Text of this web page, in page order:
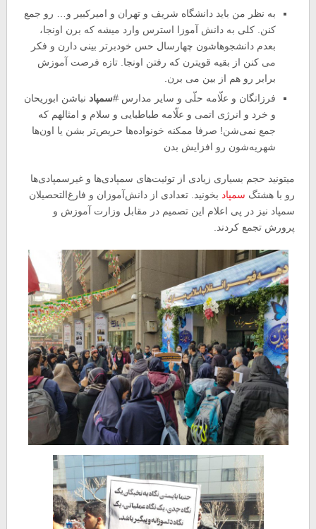
به نظر من باید دانشگاه شریف و تهران و امیرکبیر و… رو جمع
کنن. کلی به دانش آموزا استرس وارد میشه که برن اونجا،
بعدم دانشجوهاشون چهارسال حس خودبرتر بینی دارن و فکر
می کنن از بقیه قویترن که رفتن اونجا. تازه فرصت آموزش
برابر رو هم از بین می برن.
فرزانگان و علّامه حلّی و سایر مدارس#سمپاد نباشن ابوریحان
و خرد و انرژی اتمی و علّامه طباطبایی و سلام و امثالهم که
جمع نمی‌شن! صرفا ممکنه خونواده‌ها حریص‌تر بشن یا اون‌ها
شهریه‌شون رو افزایش بدن
میتونید حجم بسیاری زیادی از توئیت‌های سمپادی‌ها و غیرسمپادی‌ها
رو با هشتگ سمپاد بخونید. تعدادی از دانش‌آموزان و فارغ‌التحصیلان
سمپاد نیز در پی اعلام این تصمیم در مقابل وزارت آموزش و
پرورش تجمع کردند.